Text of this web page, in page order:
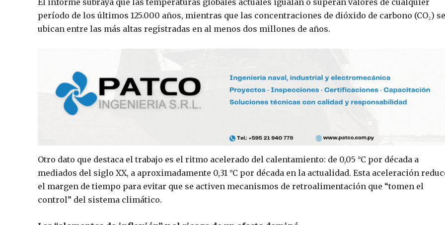
período de los últimos 125.000 años, mientras que las concentraciones de dióxido de carbono (CO₂) se
ubican entre las más altas registradas en al menos dos millones de años.
Otro dato que destaca el trabajo es el ritmo acelerado del calentamiento: de 0,05 °C por década a
mediados del siglo XX, a aproximadamente 0,31 °C por década en la actualidad. Esta aceleración
el margen de tiempo para evitar que se activen mecanismos de retroalimentación que “tomen el
control” del sistema climático.